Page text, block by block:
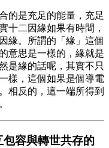
的是充足的能量，充足
十二因緣如果有時間，
緣。所謂的「緣」這個
意思是一樣的，緣就是
是緣的話呢，其實不只
樣，這個如果是個導電
相反的，這一端所得到
容與轉世共存的